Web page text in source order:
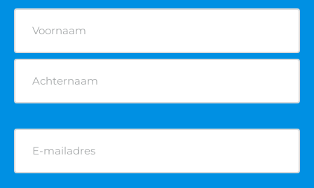
(Vereist)
E-
mailadres
(Vereist)